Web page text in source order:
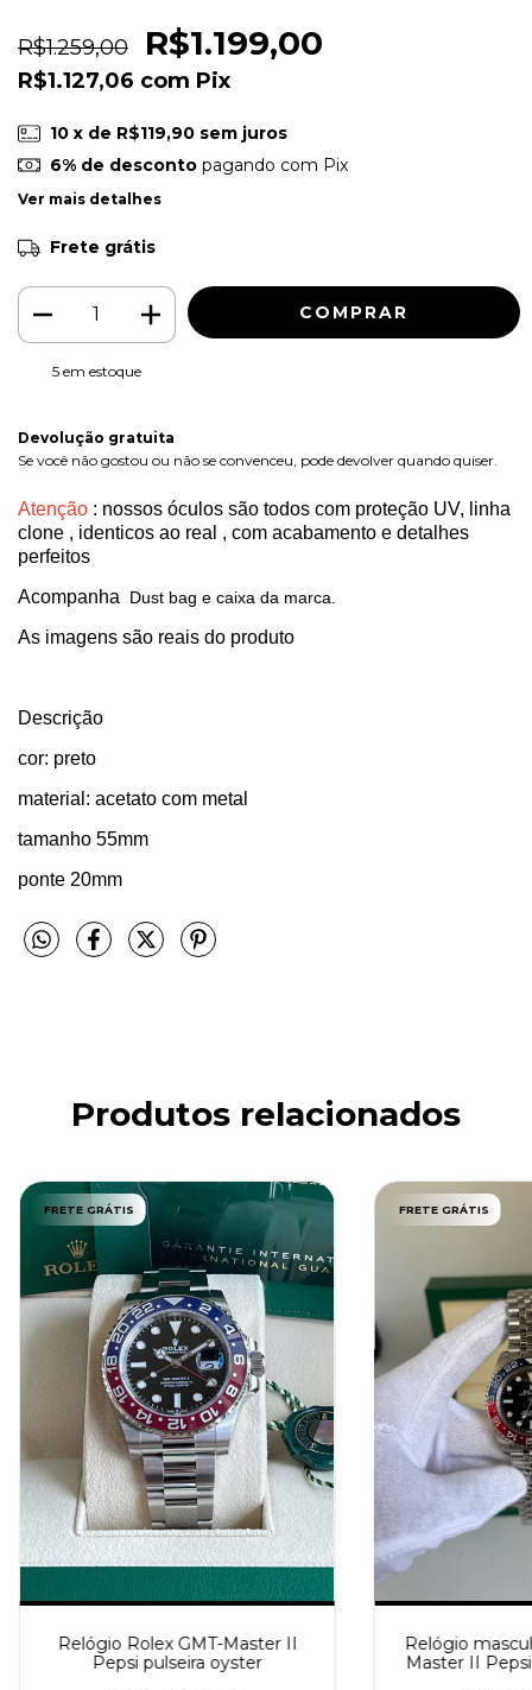
R$1.259,00 R$1.199,00
R$1.127,06 com Pix
10 x de R$119,90 sem juros
6% de descontopagando com Pix
Ver mais detalhes
Frete grátis
5em estoque
Devolução gratuita
Se você não gostou ou não se convenceu, pode devolver quando quiser.
Atenção : nossos óculos são todos com proteção UV, linha
clone , identicos ao real , com acabamento e detalhes
perfeitos
Acompanha
Dust bag e caixa da marca.
As imagens são reais do produto
Descrição
cor: preto
material: acetato com metal
tamanho 55mm
ponte 20mm
Produtos relacionados
FRETE GRÁTIS
Relógio Rolex GMT-Master II
Pepsi pulseira oyster
FRETE GRÁTIS
Relógio
Master II